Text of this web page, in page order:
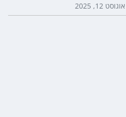
אוגוסט 12, 2025